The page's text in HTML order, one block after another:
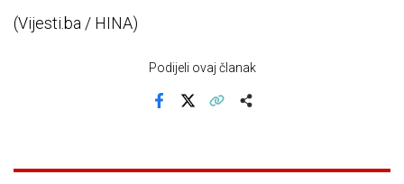
(Vijesti.ba / HINA)
Podijeli ovaj članak